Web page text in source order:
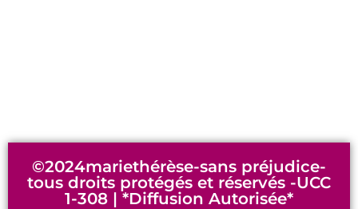
©2024mariethérèse-sans préjudice-
tous droits protégés et réservés -UCC
1-308 | *Diffusion Autorisée*